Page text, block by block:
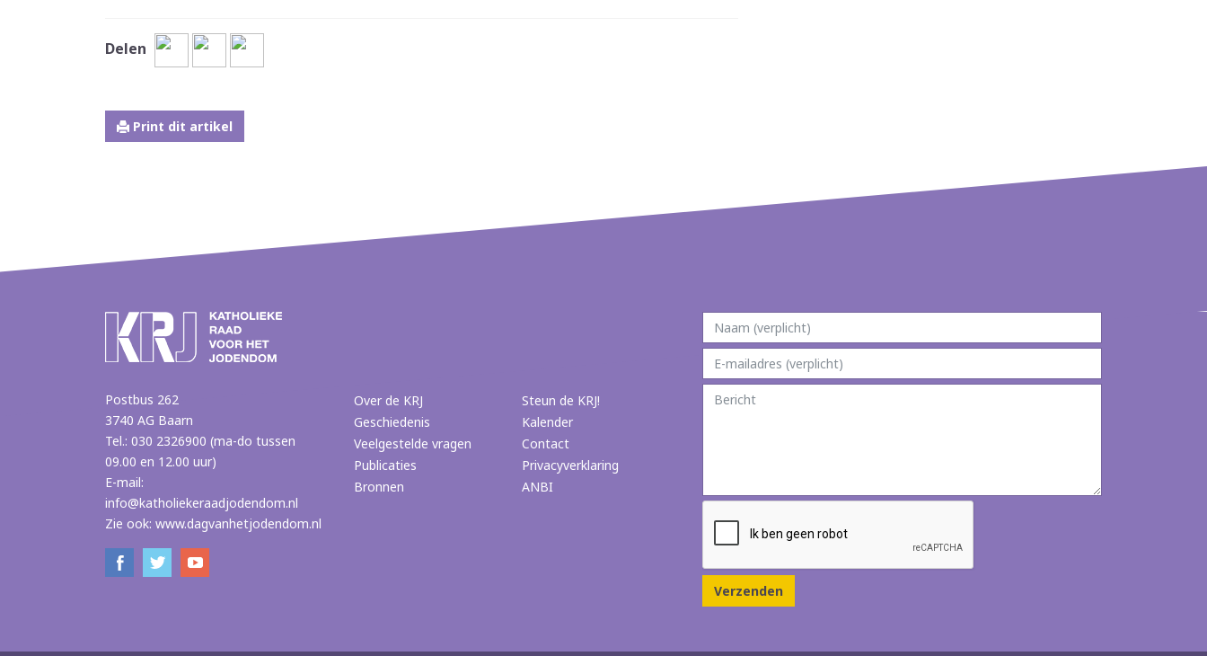
Delen
Print dit artikel
Postbus 262
3740 AG Baarn
Tel.: 030 2326900 (ma-do tussen
09.00 en 12.00 uur)
E-mail:
info@katholiekeraadjodendom.nl
Zie ook: www.dagvanhetjodendom.nl
Over de KRJ
Geschiedenis
Veelgestelde vragen
Publicaties
Bronnen
Steun de KRJ!
Kalender
Contact
Privacyverklaring
ANBI
Verzenden